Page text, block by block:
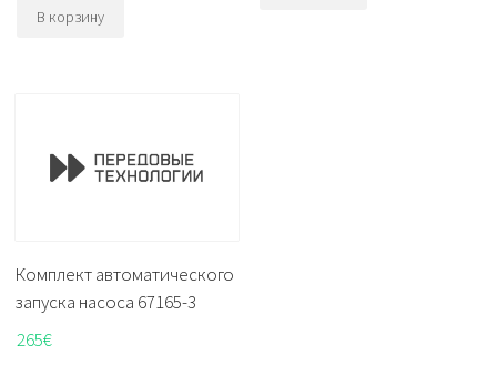
В корзину
Комплект автоматического
запуска насоса 67165-3
265€